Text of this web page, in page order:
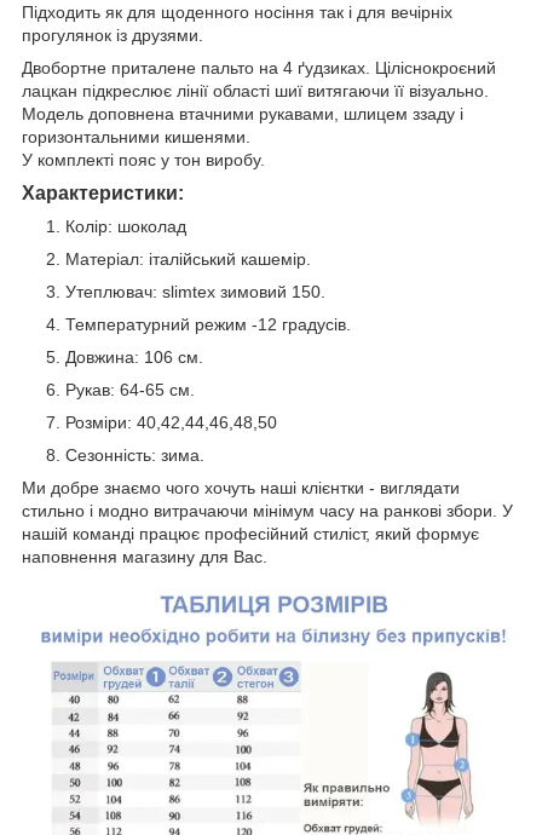
Підходить як для щоденного носіння так і для вечірніх
прогулянок із друзями.
Двобортне приталене пальто на 4 ґудзиках. Ціліснокроєний
лацкан підкреслює лінії області шиї витягаючи її візуально.
Модель доповнена втачними рукавами, шлицем ззаду і
горизонтальними кишенями.
У комплекті пояс у тон виробу.
Характеристики:
Колір: шоколад
Матеріал: італійський кашемір.
Утеплювач: slimtex зимовий 150.
Температурний режим -12 градусів.
Довжина: 106 см.
Рукав: 64-65 см.
Розміри: 40,42,44,46,48,50
Сезонність: зима.
Ми добре знаємо чого хочуть наші клієнтки - виглядати
стильно і модно витрачаючи мінімум часу на ранкові збори. У
нашій команді працює професійний стиліст, який формує
наповнення магазину для Вас.